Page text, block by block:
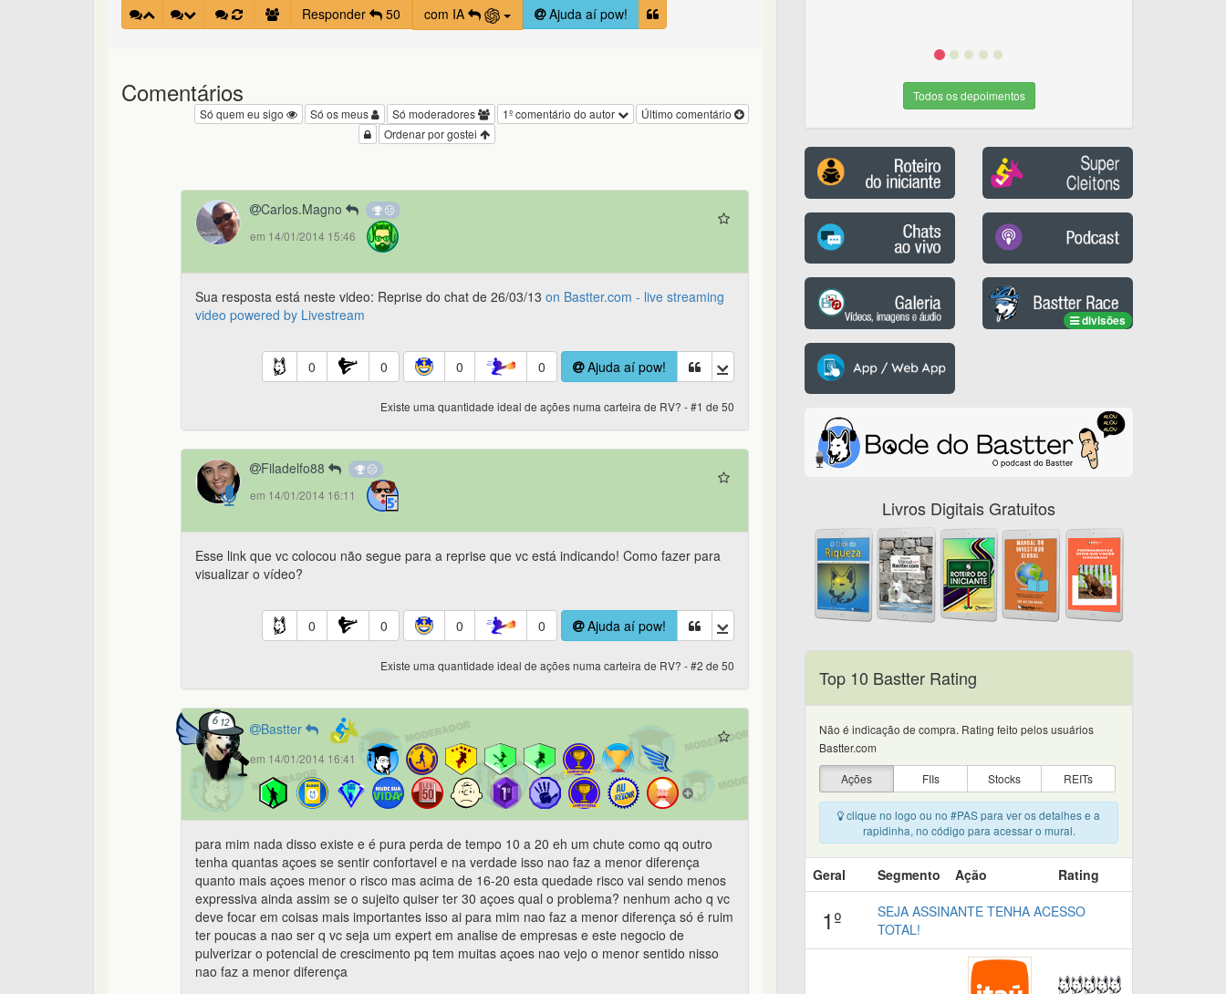
Responder
50 com IA Ajuda aí pow!
Comentários
Último comentário
1º comentário do autor
Só moderadores
Só os meus
Só quem eu sigo
Ordenar por gostei
Carlos.Magno
em 14/01/2014 15:46
Sua resposta está neste video: Reprise do chat de 26/03/13 on Bastter.com - live streaming
video powered by Livestream
0 0 0 0 Ajuda aí pow!
Existe uma quantidade ideal de ações numa carteira de RV? - #1 de 50
Filadelfo88
em 14/01/2014 16:11
Esse link que vc colocou não segue para a reprise que vc está indicando! Como fazer para
visualizar o vídeo?
0 0 0 0 Ajuda aí pow!
Existe uma quantidade ideal de ações numa carteira de RV? - #2 de 50
Bastter
em 14/01/2014 16:41
para mim nada disso existe e é pura perda de tempo 10 a 20 eh um chute como qq outro
tenha quantas açoes se sentir confortavel e na verdade isso nao faz a menor diferença
quanto mais açoes menor o risco mas acima de 16-20 esta quedade risco vai sendo menos
expressiva ainda assim se o sujeito quiser ter 30 açoes qual o problema? nenhum acho q vc
deve focar em coisas mais importantes isso ai para mim nao faz a menor diferença só é ruim
ter poucas a nao ser q vc seja um expert em analise de empresas e este negocio de
pulverizar o potencial de crescimento pq tem muitas açoes nao vejo o menor sentido nisso
nao faz a menor diferença
Todos os depoimentos
divisões
Livros Digitais Gratuitos
Top 10 Bastter Rating
Não é indicação de compra. Rating feito pelos usuários
Bastter.com
Ações
FIIs Stocks REITs
clique no logo ou no #PAS para ver os detalhes e a
rapidinha, no código para acessar o mural.
Geral Segmento Ação Rating
1º
SEJA ASSINANTE TENHA ACESSO
TOTAL!